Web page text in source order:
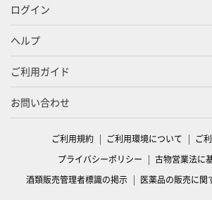
ログイン
ヘルプ
ご利用ガイド
お問い合わせ
ご利用規約 ご利用環境について
ご
プライバシーポリシー
古物営業法に
酒類販売管理者標識の掲示
医薬品の販売に関